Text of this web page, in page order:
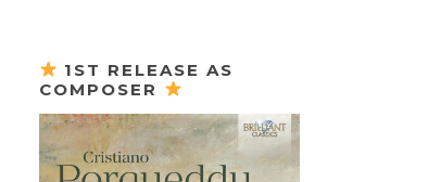
1ST RELEASE AS
COMPOSER